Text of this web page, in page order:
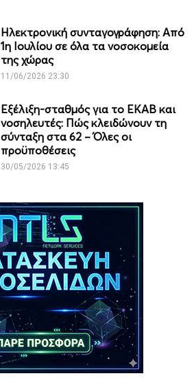
Ηλεκτρονική συνταγογράφηση: Από
1η Ιουλίου σε όλα τα νοσοκομεία
της χώρας
11/06/2026 23:30
Εξέλιξη-σταθμός για το ΕΚΑΒ και
νοσηλευτές: Πώς κλειδώνουν τη
σύνταξη στα 62 – Όλες οι
προϋποθέσεις
30/05/2026 13:45